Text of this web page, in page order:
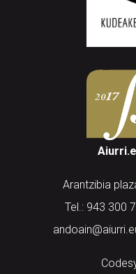
Arantzibia
Tel.: 943 300